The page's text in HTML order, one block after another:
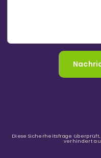
Diese Sicherheitsfrage
verhindert